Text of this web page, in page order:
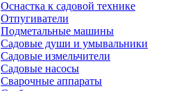
Оснастка к садовой технике
Отпугиватели
Подметальные машины
Садовые души и умывальники
Садовые измельчители
Садовые насосы
Сварочные аппараты